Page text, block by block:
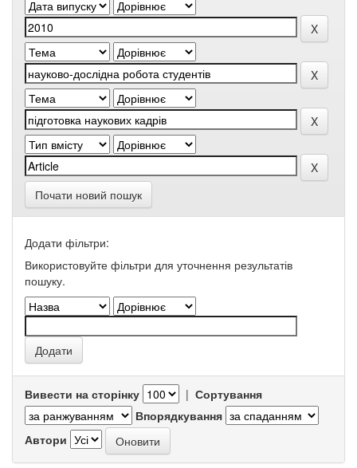
Почати новий пошук
Додати фільтри:
Використовуйте фільтри для уточнення результатів
пошуку.
Вивести на сторінку | Сортування
Впорядкування
Автори